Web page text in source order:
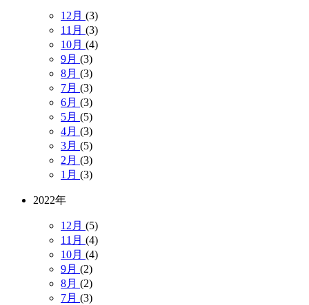
12月 (3)
11月 (3)
10月 (4)
9月 (3)
8月 (3)
7月 (3)
6月 (3)
5月 (5)
4月 (3)
3月 (5)
2月 (3)
1月 (3)
2022年
12月 (5)
11月 (4)
10月 (4)
9月 (2)
8月 (2)
7月 (3)